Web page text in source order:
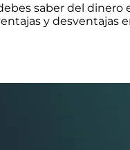
saber del dinero
y desventajas